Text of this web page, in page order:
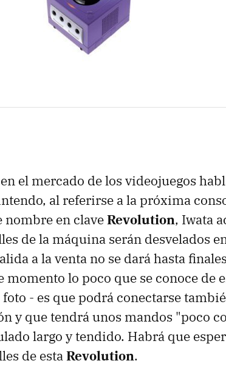
el mercado de los videojuegos
al referirse a la próxima
nombre en claveRevolution, Iwata
de la máquina serán desvelados
a la venta no se dará hasta
momento lo poco que se conoce de
foto - es que podrá conectarse
y que tendrá unos mandos "poco
largo y tendido. Habrá que
de estaRevolution.